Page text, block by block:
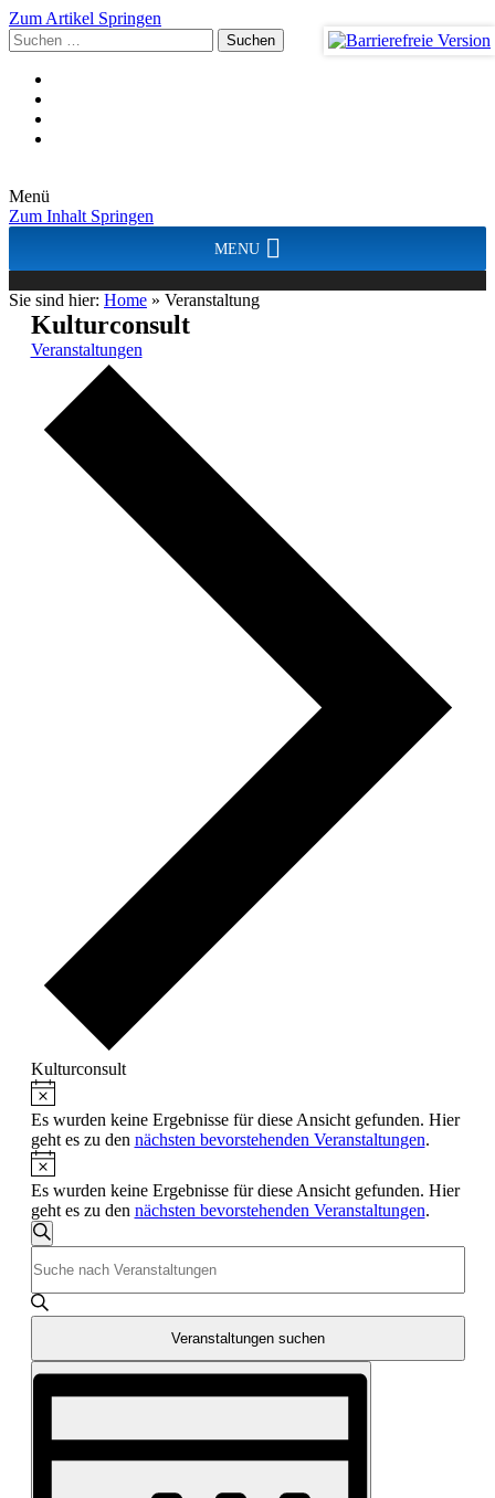
Zum Artikel Springen
Suchen
nach:
Menü
Zum Inhalt Springen
MENU
Sie sind hier: Home » Veranstaltung
Kulturconsult
Veranstaltungen
Kulturconsult
Veranstaltungen
Hinweis
Es wurden keine Ergebnisse für diese Ansicht gefunden. Hier
geht es zu den nächsten bevorstehenden Veranstaltungen.
Hinweis
Es wurden keine Ergebnisse für diese Ansicht gefunden. Hier
geht es zu den nächsten bevorstehenden Veranstaltungen.
Veranstaltungen
Suche
und
Ansichten,
Navigation
Suche
Schlüsselwort
eingeben.
Suche
Veranstaltungen
Schlüsselwort.
Veranstaltungen suchen
Veranstaltung
Ansichten-